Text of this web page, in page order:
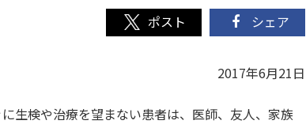
シェア
2017年6月21日
生検や治療を望まない患者は、医師、友人、家族